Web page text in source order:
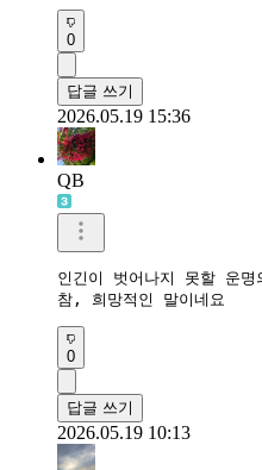
0
답글 쓰기
2026.05.19 15:36
QB
인긴이 벗어나지 못할 운
참, 희망적인 말이네요
0
답글 쓰기
2026.05.19 10:13